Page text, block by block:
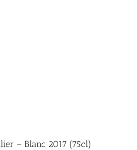
– Blanc 2017 (75cl)